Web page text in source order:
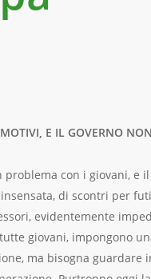
E IL GOVERNO
con i giovani, e
di scontri per
evidentemente
giovani, impongono
ma bisogna guardare